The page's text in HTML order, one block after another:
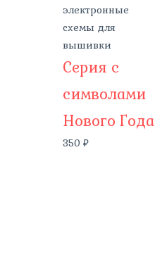
электронные
схемы для
вышивки
Серия с
символами
Нового Года
350₽